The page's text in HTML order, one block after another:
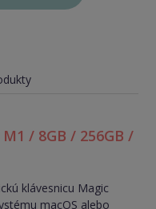
/ 8GB / 256GB /
klávesnicu Magic
macOS alebo